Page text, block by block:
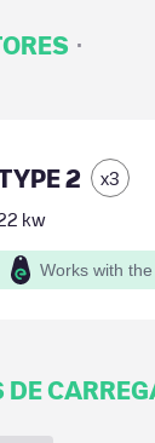
·
2 x3
kw
Works with
DE